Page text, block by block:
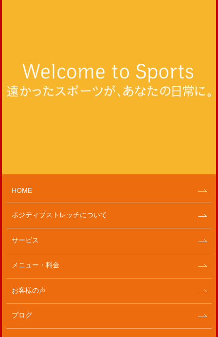
HOME
ポジティブストレッチについて
サービス
メニュー・料金
お客様の声
ブログ